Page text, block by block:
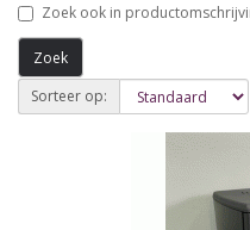
Zoek ook in
Sorteer op: